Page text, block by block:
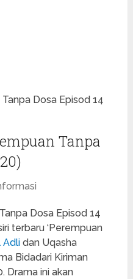
Dosa Episod 14
Tanpa
Dosa Episod 14
terbaru ‘Perempuan
Adli dan Uqasha
Bidadari Kiriman
Drama ini akan